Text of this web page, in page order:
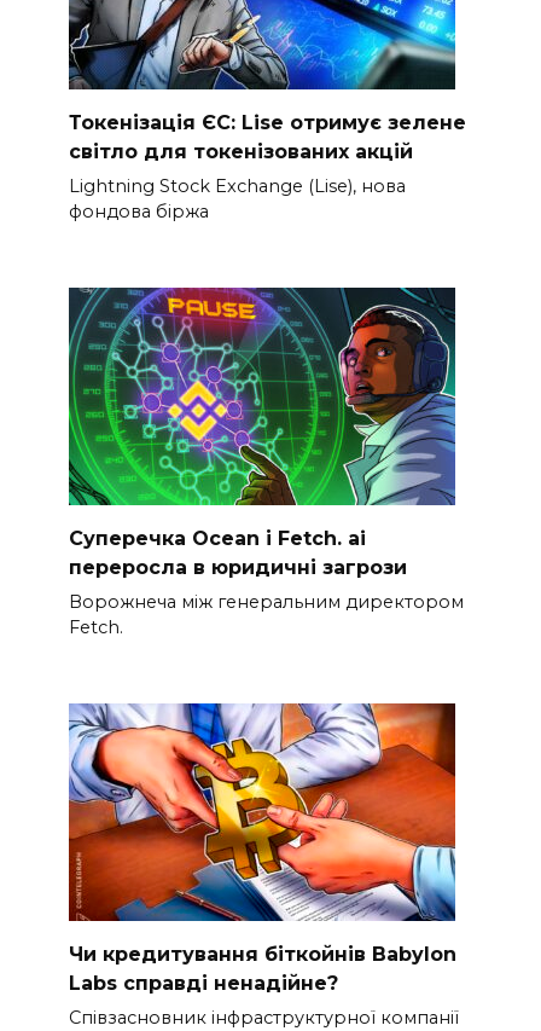
Токенізація ЄС: Lise отримує зелене
світло для токенізованих акцій
Lightning Stock Exchange (Lise), нова
фондова біржа
Суперечка Ocean і Fetch. ai
переросла в юридичні загрози
Ворожнеча між генеральним директором
Fetch.
Чи кредитування біткойнів Babylon
Labs справді ненадійне?
Співзасновник інфраструктурної компанії